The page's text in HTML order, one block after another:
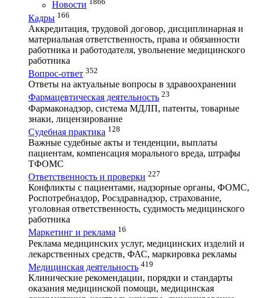
Новости
Кадры 166
Аккредитация, трудовой договор, дисциплинарная и
материальная ответственность, права и обязанности
работника и работодателя, увольнение медицинского
работника
Вопрос-ответ 352
Ответы на актуальные вопросы в здравоохранении
Фармацевтическая деятельность 23
Фармаконадзор, система МДЛП, патенты, товарные
знаки, лицензирование
Судебная практика 128
Важные судебные акты и тенденции, выплаты
пациентам, компенсация морального вреда, штрафы
ТФОМС
Ответственность и проверки 227
Конфликты с пациентами, надзорные органы, ФОМС,
Роспотребназдор, Росздравнадзор, страхование,
уголовная ответственность, судимость медицинского
работника
Маркетинг и реклама 16
Реклама медицинских услуг, медицинских изделий и
лекарственных средств, ФАС, маркировка рекламы
Медицинская деятельность 419
Клинические рекомендации, порядки и стандарты
оказания медицинской помощи, медицинская